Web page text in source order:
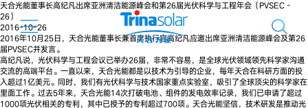
天合光能董事长高纪凡出席亚洲清洁能源峰会和第26届光伏科学与工程年会（PVSEC－
26）
2016-10-26
2016年10月25日，天合光能董事长兼首席执行官高纪凡应邀出席亚洲清洁能源峰会及第26
届PVSEC并发言。
高纪凡说，光伏科学与工程会议已举办26届，非常不容易，是全球光伏领域领先科学家沟通
交流的高端平台。一直以来，天合光能都是以技术为引导的企业，每年天合在科研方面的投
入超过1亿美元。同时，我们有光伏科学与技术国家重点实验室，吸引了全球顶尖的科学家在
里面工作。过去5年来，天合光能14次打破电池、组件的发电效率记录，我们已申请了超过
1000项光伏相关的专利，其中已授予的专利超过700项。天合光能坚信，技术研发是推动光